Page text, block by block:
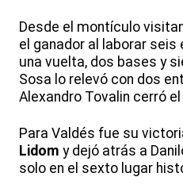
Desde el montículo
el ganador al laborar
una vuelta, dos bases y
Sosa lo relevó con dos
Alexandro Tovalin cerró el
Para Valdés fue su
Lidom y dejó atrás a
solo en el sexto lugar